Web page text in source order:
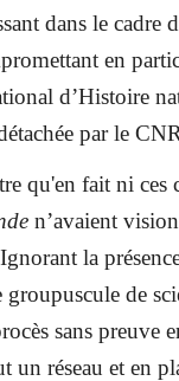
dans le cadre
en
d’Histoire
par le
qu'en fait ni ces
n’avaient
la
groupuscule de
sans preuve
un réseau et en